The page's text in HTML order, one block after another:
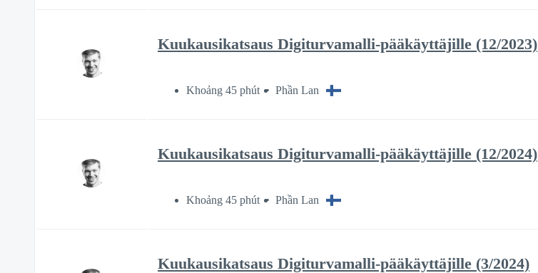
Kuukausikatsaus Digiturvamalli-pääkäyttäjille (12/2023)
Khoảng 45 phút Phần Lan
Kuukausikatsaus Digiturvamalli-pääkäyttäjille (12/2024)
Khoảng 45 phút Phần Lan
Kuukausikatsaus Digiturvamalli-pääkäyttäjille (3/2024)